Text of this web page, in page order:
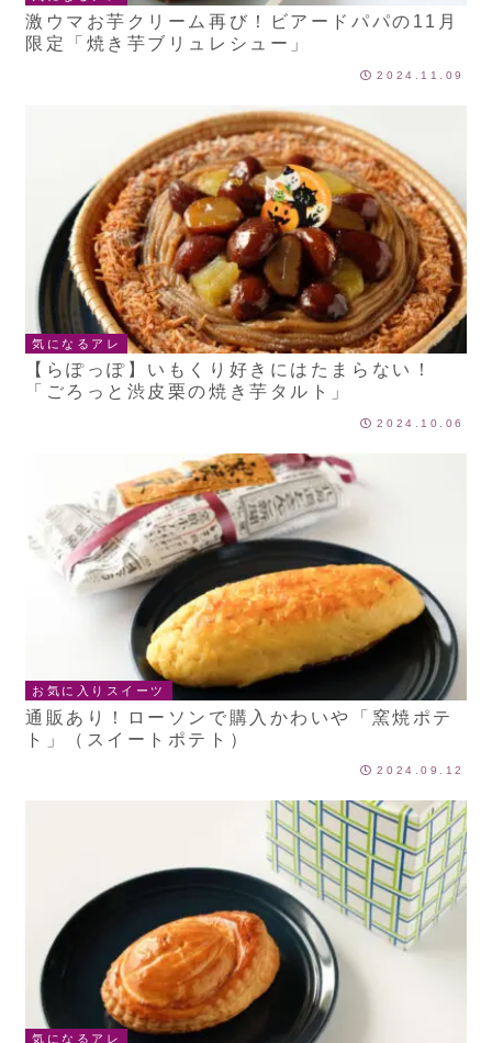
激ウマお芋クリーム再び！ビアードパパの11月
限定「焼き芋ブリュレシュー」
2024.11.09
気になるアレ
【らぽっぽ】いもくり好きにはたまらない！
「ごろっと渋皮栗の焼き芋タルト」
2024.10.06
お気に入りスイーツ
通販あり！ローソンで購入かわいや「窯焼ポテ
ト」（スイートポテト）
2024.09.12
気になるアレ